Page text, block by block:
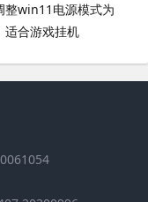
整win11电源模式为
合游戏挂机